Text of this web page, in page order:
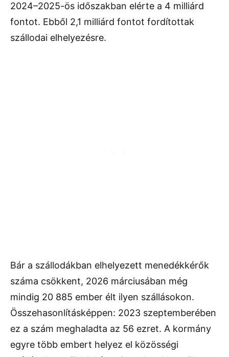
2024–2025-ös időszakban elérte a 4 milliárd
fontot. Ebből 2,1 milliárd fontot fordítottak
szállodai elhelyezésre.
Bár a szállodákban elhelyezett menedékkérők
száma csökkent, 2026 márciusában még
mindig 20 885 ember élt ilyen szállásokon.
Összehasonlításképpen: 2023 szeptemberében
ez a szám meghaladta az 56 ezret. A kormány
egyre több embert helyez el közösségi